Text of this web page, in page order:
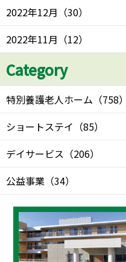
2022年12月 （30）
2022年11月 （12）
Category
特別養護老人ホーム （758）
ショートステイ （85）
デイサービス （206）
公益事業 （34）